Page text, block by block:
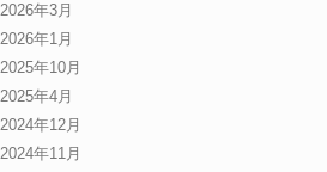
2026年3月
2026年1月
2025年10月
2025年4月
2024年12月
2024年11月